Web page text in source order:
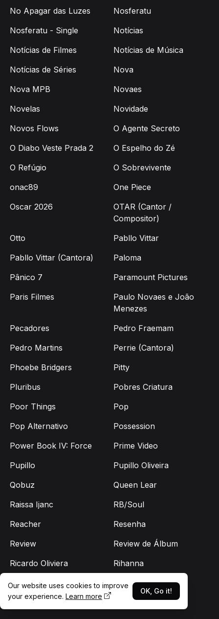
No Apagar das Luzes
Nosferatu
Nosferatu - Single
Notícias
Notícias de Filmes
Notícias de Música
Notícias de Séries
Nova
Nova MPB
Novaes
Novelas
Novidade
Novos Flows
O Agente Secreto
O Diabo Veste Prada 2
O Espelho do Zé
O Refúgio
O Sobrevivente
onac89
One Piece
Oscar 2026
OTAR (Cantor /
Compositor)
Otto
Pabllo Vittar
Pabllo Vittar (Cantora)
Paloma
Pânico 7
Paramount Pictures
Paris Filmes
Paulo Novaes e João
Menezes
Pecadores
Pedro Fraemam
Pedro Martins
Perrie (Cantora)
Phoebe Bridgers
Pitty
Pluribus
Pobres Criatura
Poor Things
Pop
Pop Alternativo
Possession
Power Book IV: Force
Prime Video
Pupillo
Pupillo Oliveira
Qobuz
Queen Lear
Raissa Ijanc
RB/Soul
Reacher
Resenha
Review
Review de Álbum
Ricardo Oliviera
Rihanna
Robert Pattinson
Roberto Didio
Roberto Menescal
Our website uses cookies to improve
your experience. Learn more
OK, Go it!